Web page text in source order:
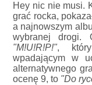
Hey nic nie musi.
grać rocka,
a najnowszym
wybranej drogi.
"M!U!R!P!",
wpadającym w
alternatywnego
ocenę 9, to "Do